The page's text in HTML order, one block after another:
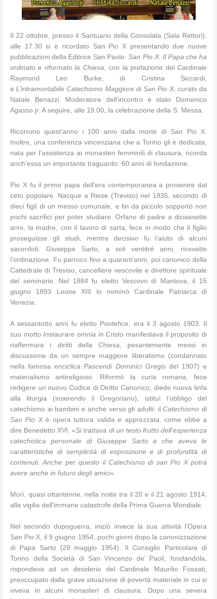
Il 22 ottobre, presso il Santuario della Consolata (Sala Rettori),
alle 17.30 si è ricordato San Pio X presentando due nuove
pubblicazioni della Editrice San Paolo:San Pio X. Il Papa che ha
ordinato e riformato la Chiesa, con la prefazione del Cardinale
Raymond Leo Burke,
di Cristina Siccardi,
eL’intramontabile Catechismo Maggiore di San Pio X, curato da
Natale Benazzi. Moderatore dell’incontro è stato Domenico
Agasso jr. A seguire, alle 19.00, la celebrazione della S. Messa.
Ricorrono quest’anno i 100 anni dalla morte di San Pio X.
Inoltre, una conferenza vincenziana che a Torino gli è dedicata,
nata per l’assistenza ai monasteri femminili di clausura, ricorda
anch’essa un importante traguardo: 60 anni di fondazione.
Pio X fu il primo papa dell’era contemporanea a provenire dal
ceto popolare. Nacque a Riese (Treviso) nel 1835, secondo di
dieci figli di un messo comunale, e fin da piccolo sopportò non
pochi sacrifici per poter studiare. Orfano di padre a diciassette
anni, la madre, con il lavoro di sarta, fece in modo che il figlio
proseguisse gli studi, mentre decisivo fu l’aiuto di alcuni
sacerdoti. Giuseppe Sarto, a soli ventitré anni, ricevette
l’ordinazione. Fu parroco fino a quarant’anni, poi canonico della
Cattedrale di Treviso, cancelliere vescovile e direttore spirituale
del seminario. Nel 1884 fu eletto Vescovo di Mantova, il 15
giugno 1893 Leone XIII lo nominò Cardinale Patriarca di
Venezia.
A sessantotto anni fu eletto Pontefice, era il 3 agosto 1903. Il
suo motto Instaurare omnia in Cristo manifestava il proposito di
riaffermare i diritti della Chiesa, pesantemente messi in
discussione da un sempre maggiore liberalismo (condannato
nella famosa enciclicaPascendi Dominici Gregis del 1907) e
materialismo antireligioso. Riformò la curia romana, fece
redigere un nuovo Codice di Diritto Canonico, diede nuova linfa
alla liturgia (inserendo il Gregoriano), istituì l’obbligo del
catechismo ai bambini e anche verso gli adulti: il Catechismo di
San Pio Xè opera tuttora valida e apprezzata, come ebbe a
dire Benedetto XVI: «Si trattava di un testo frutto dell’esperienza
catechistica personale di Giuseppe Sarto e che aveva le
caratteristiche di semplicità di esposizione e di profondità di
contenuti. Anche per questo il Catechismo di san Pio X potrà
avere anche in futuro degli amici».
Morì, quasi ottantenne, nella notte tra il 20 e il 21 agosto 1914,
alla vigilia dell’immane catastrofe della Prima Guerra Mondiale.
Nel secondo dopoguerra, iniziò invece la sua attività l’Opera
San Pio X, il 9 giugno 1954, pochi giorni dopo la canonizzazione
di Papa Sarto (29 maggio 1954). Il Consiglio Particolare di
Torino della Società di San Vincenzo de’ Paoli, fondandola,
rispondeva ad un desiderio del Cardinale Maurilio Fossati,
preoccupato dalla grave situazione di povertà materiale in cui si
viveva in alcuni monasteri di clausura. Dopo una severa